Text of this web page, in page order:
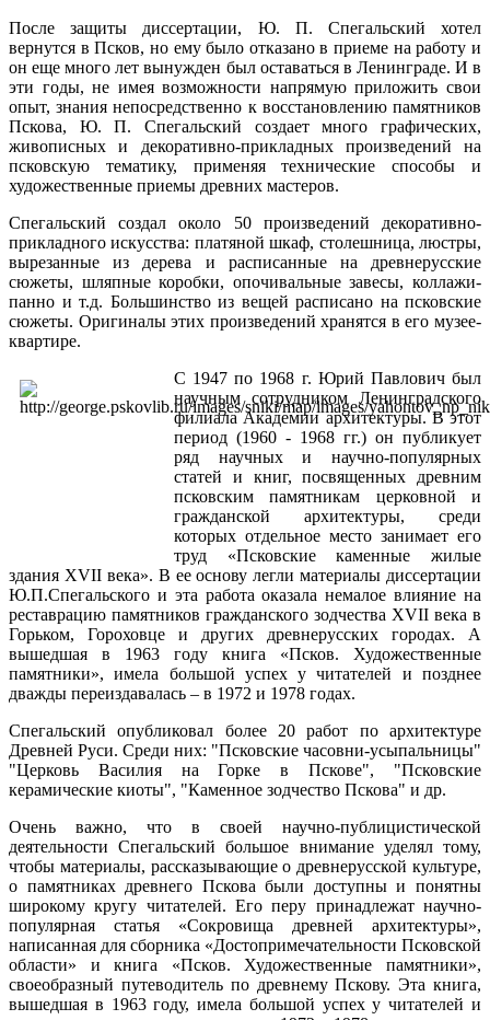
После защиты диссертации, Ю. П. Спегальский хотел
вернутся в Псков, но ему было отказано в приеме на работу и
он еще много лет вынужден был оставаться в Ленинграде. И в
эти годы, не имея возможности напрямую приложить свои
опыт, знания непосредственно к восстановлению памятников
Пскова, Ю. П. Спегальский создает много графических,
живописных и декоративно-прикладных произведений на
псковскую тематику, применяя технические способы и
художественные приемы древних мастеров.
Спегальский создал около 50 произведений декоративно-
прикладного искусства: платяной шкаф, столешница, люстры,
вырезанные из дерева и расписанные на древнерусские
сюжеты, шляпные коробки, опочивальные завесы, коллажи-
панно и т.д. Большинство из вещей расписано на псковские
сюжеты. Оригиналы этих произведений хранятся в его музее-
квартире.
С 1947 по 1968 г. Юрий Павлович был
научным сотрудником Ленинградского
филиала Академии архитектуры. В этот
период (1960 - 1968 гг.) он публикует
ряд научных и научно-популярных
статей и книг, посвященных древним
псковским памятникам церковной и
гражданской архитектуры, среди
которых отдельное место занимает его
труд «Псковские каменные жилые
здания XVII века». В ее основу легли материалы диссертации
Ю.П.Спегальского и эта работа оказала немалое влияние на
реставрацию памятников гражданского зодчества XVII века в
Горьком, Гороховце и других древнерусских городах. А
вышедшая в 1963 году книга «Псков. Художественные
памятники», имела большой успех у читателей и позднее
дважды переиздавалась – в 1972 и 1978 годах.
Спегальский опубликовал более 20 работ по архитектуре
Древней Руси. Среди них: "Псковские часовни-усыпальницы"
"Церковь Василия на Горке в Пскове", "Псковские
керамические киоты", "Каменное зодчество Пскова" и др.
Очень важно, что в своей научно-публицистической
деятельности Спегальский большое внимание уделял тому,
чтобы материалы, рассказывающие о древнерусской культуре,
о памятниках древнего Пскова были доступны и понятны
широкому кругу читателей. Его перу принадлежат научно-
популярная статья «Сокровища древней архитектуры»,
написанная для сборника «Достопримечательности Псковской
области» и книга «Псков. Художественные памятники»,
своеобразный путеводитель по древнему Пскову. Эта книга,
вышедшая в 1963 году, имела большой успех у читателей и